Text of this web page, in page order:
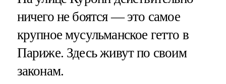
ничего не боятся — это самое
крупное мусульманское гетто в
Париже. Здесь живут по своим
законам.